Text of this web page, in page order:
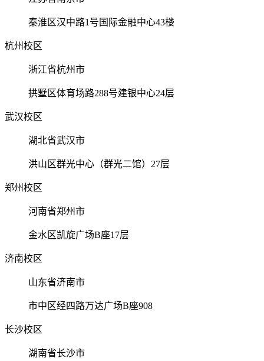
秦淮区汉中路1号国际金融中心43楼
杭州校区
浙江省杭州市
拱墅区体育场路288号建银中心24层
武汉校区
湖北省武汉市
洪山区群光中心（群光二馆）27层
郑州校区
河南省郑州市
金水区凯旋广场B座17层
济南校区
山东省济南市
市中区经四路万达广场B座908
长沙校区
湖南省长沙市